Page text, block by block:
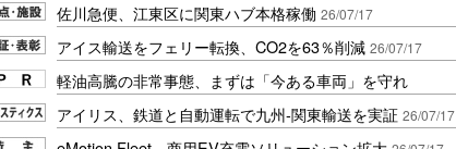
佐川急便、江東区に関東ハブ本格稼働 26/07/17
アイス輸送をフェリー転換、CO2を63％削減 26/07/17
軽油高騰の非常事態、まずは「今ある車両」を守れ
アイリス、鉄道と自動運転で九州-関東輸送を実証 26/07/17